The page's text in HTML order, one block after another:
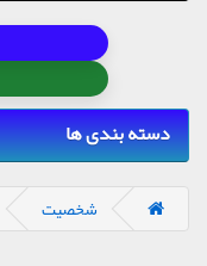
دسته بندی ها
شخصیت